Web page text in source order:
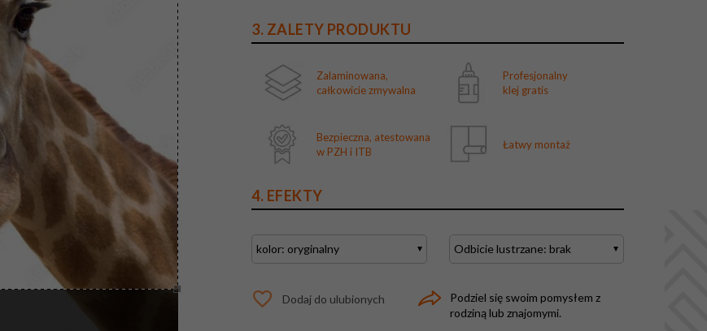
3. ZALETY PRODUKTU
Zalaminowana,
całkowicie zmywalna
Profesjonalny
klej gratis
Bezpieczna, atestowana
w PZH i ITB
Łatwy montaż
4. EFEKTY
Dodaj do ulubionych
Podziel się swoim pomysłem z
rodziną lub znajomymi.